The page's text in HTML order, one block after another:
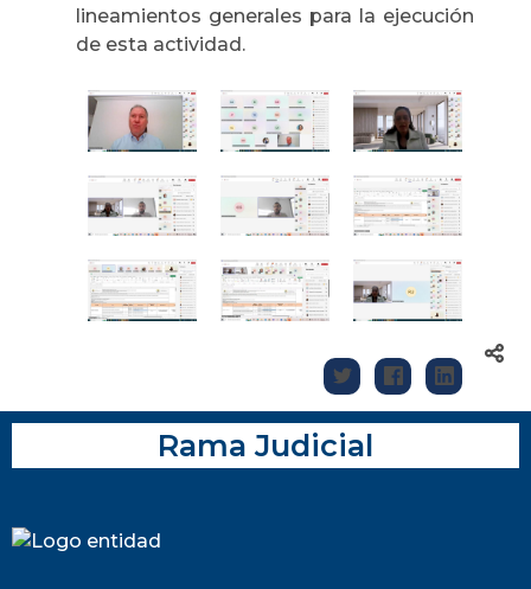
lineamientos generales para la ejecución
de esta actividad.
Rama Judicial